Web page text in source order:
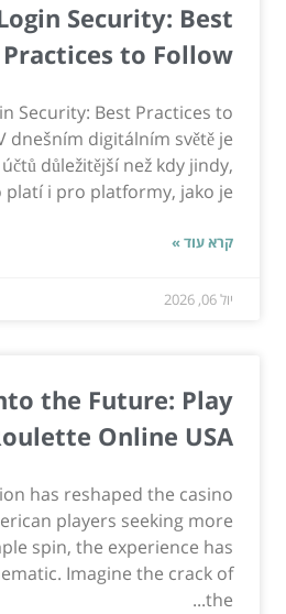
Security: Best
Practices to Follow
Security: Best Practices to
dnešním digitálním světě je
důležitější než kdy jindy,
platí i pro platformy, jako je...
קרא עוד »
יול 06, 2026
the Future: Play
Online USA
has reshaped the casino
players seeking more
spin, the experience has
Imagine the crack of
the...